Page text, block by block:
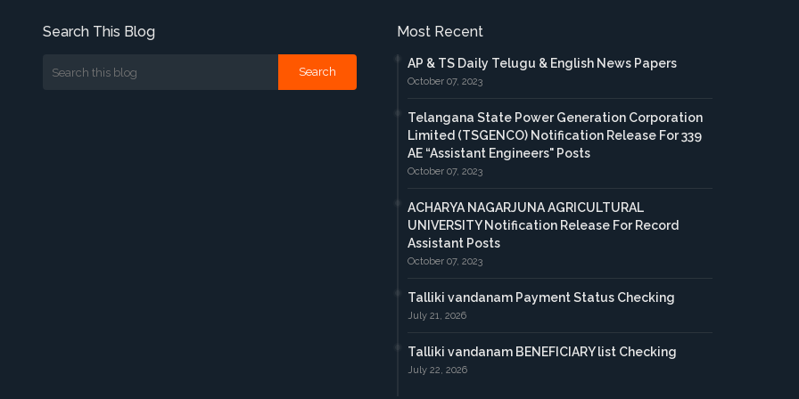
Search This Blog Most Recent
AP & TS Daily Telugu & English News Papers
October 07, 2023
Telangana State Power Generation Corporation
Limited (TSGENCO) Notification Release For 339
AE “Assistant Engineers" Posts
October 07, 2023
ACHARYA NAGARJUNA AGRICULTURAL
UNIVERSITY Notification Release For Record
Assistant Posts
October 07, 2023
Talliki vandanam Payment Status Checking
July 21, 2026
Talliki vandanam BENEFICIARY list Checking
July 22, 2026